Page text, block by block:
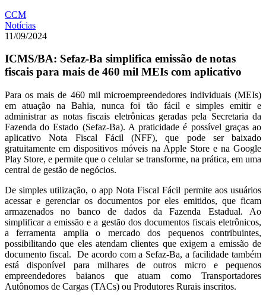
CCM
Notícias
11/09/2024
ICMS/BA: Sefaz-Ba simplifica emissão de notas
fiscais para mais de 460 mil MEIs com aplicativo
Para os mais de 460 mil microempreendedores individuais (MEIs)
em atuação na Bahia, nunca foi tão fácil e simples emitir e
administrar as notas fiscais eletrônicas geradas pela Secretaria da
Fazenda do Estado (Sefaz-Ba). A praticidade é possível graças ao
aplicativo Nota Fiscal Fácil (NFF), que pode ser baixado
gratuitamente em dispositivos móveis na Apple Store e na Google
Play Store, e permite que o celular se transforme, na prática, em uma
central de gestão de negócios.
De simples utilização, o app Nota Fiscal Fácil permite aos usuários
acessar e gerenciar os documentos por eles emitidos, que ficam
armazenados no banco de dados da Fazenda Estadual. Ao
simplificar a emissão e a gestão dos documentos fiscais eletrônicos,
a ferramenta amplia o mercado dos pequenos contribuintes,
possibilitando que eles atendam clientes que exigem a emissão de
documento fiscal. De acordo com a Sefaz-Ba, a facilidade também
está disponível para milhares de outros micro e pequenos
empreendedores baianos que atuam como Transportadores
Autônomos de Cargas (TACs) ou Produtores Rurais inscritos.